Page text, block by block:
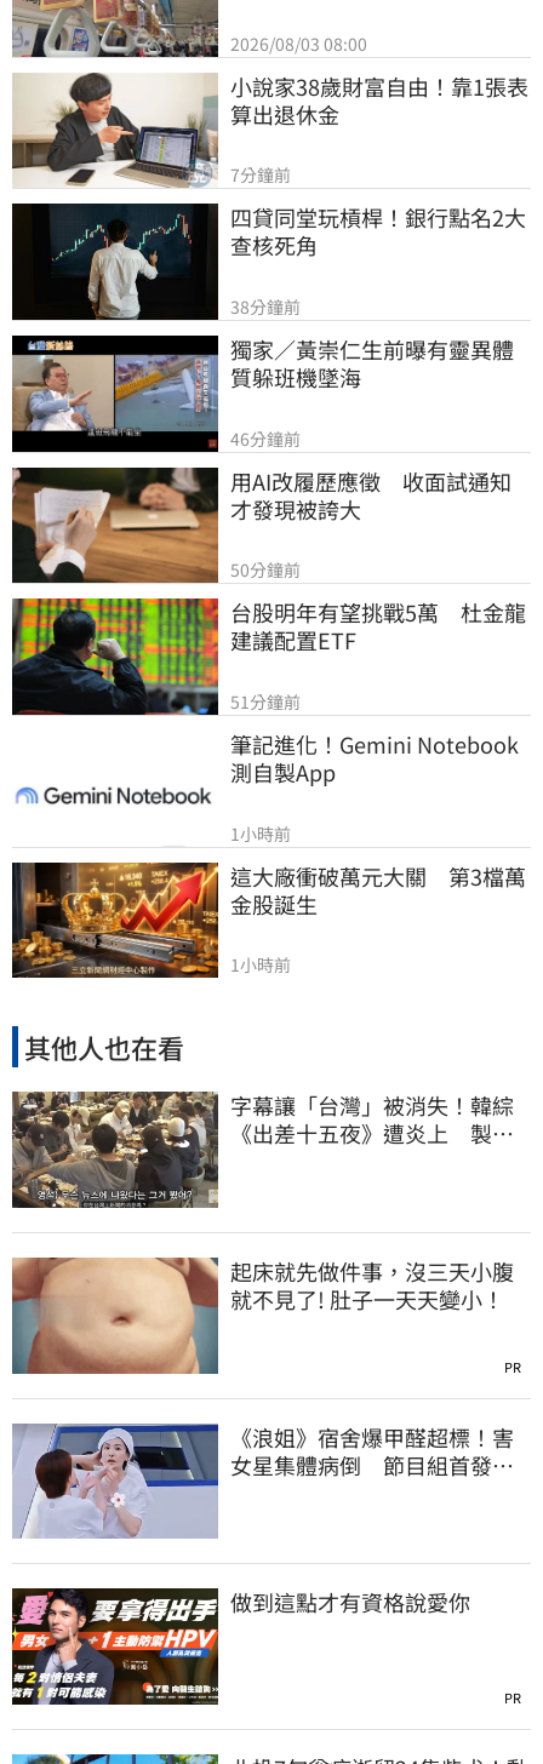
2026/08/03 08:00
小說家38歲財富自由！靠1張表
算出退休金
7分鐘前
四貸同堂玩槓桿！銀行點名2大
查核死角
38分鐘前
獨家／黃崇仁生前曝有靈異體
質躲班機墜海
46分鐘前
用AI改履歷應徵　收面試通知
才發現被誇大
50分鐘前
台股明年有望挑戰5萬　杜金龍
建議配置ETF
51分鐘前
筆記進化！Gemini Notebook
測自製App
1小時前
這大廠衝破萬元大關　第3檔萬
金股誕生
1小時前
其他人也在看
字幕讓「台灣」被消失！韓綜
《出差十五夜》遭炎上 製作
起床就先做件事，沒三天小腹
就不見了! 肚子一天天變小！
PR
《浪姐》宿舍爆甲醛超標！害
女星集體病倒 節目組首發聲
做到這點才有資格說愛你
PR